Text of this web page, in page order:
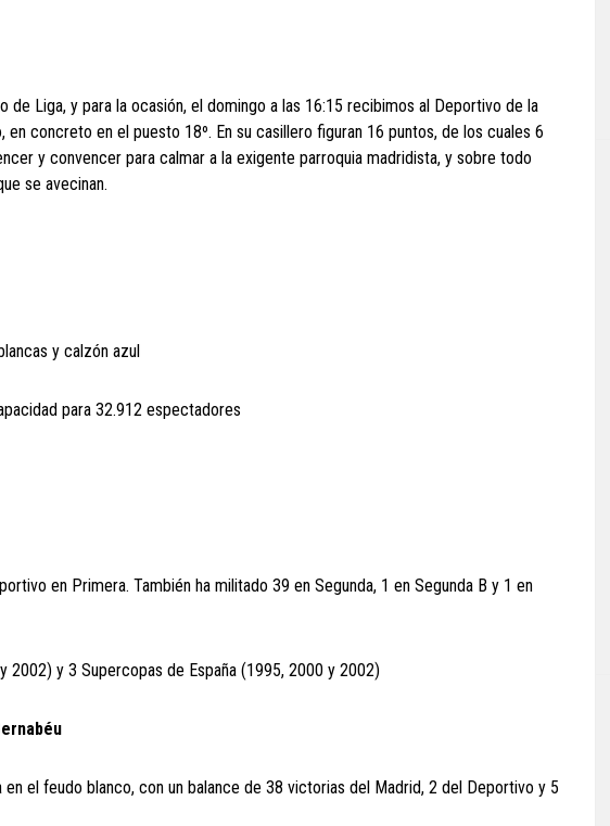
de Liga, y para la ocasión, el domingo a las 16:15 recibimos al Deportivo de la
concreto en el puesto 18º. En su casillero figuran 16 puntos, de los cuales 6
y convencer para calmar a la exigente parroquia madridista, y sobre todo
se avecinan.
y calzón azul
para 32.912 espectadores
en Primera. También ha militado 39 en Segunda, 1 en Segunda B y 1 en
2002) y 3 Supercopas de España (1995, 2000 y 2002)
el feudo blanco, con un balance de 38 victorias del Madrid, 2 del Deportivo y 5